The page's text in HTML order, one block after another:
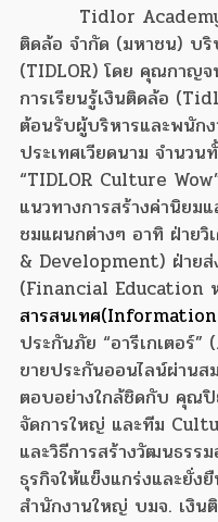
Tidlor
ติดล้อ จำกัด (มหาชน)
(TIDLOR) โดย คุณกาญ
การเรียนรู้เงินติดล้อ
ต้อนรับผู้บริหารและพนัก
ประเทศเวียดนาม จำนว
“TIDLOR Culture
แนวทางการสร้างค่านิยม
ชมแผนกต่างๆ อาทิ ฝ่าย
& Development) ฝ่ายส่
(Financial Education
สารสนเทศ
ประกันภัย “อารีเกเตอร์
ขายประกันออนไลน์ผ่าน
ตอบอย่างใกล้ชิดกับ คุณ
จัดการใหญ่ และทีม
และวิธีการสร้างวัฒนธรร
ธุรกิจให้แข็งแกร่งและยั่
สำนักงานใหญ่ บมจ. เงิน